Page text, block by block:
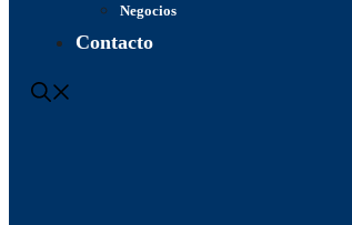
Negocios
Contacto